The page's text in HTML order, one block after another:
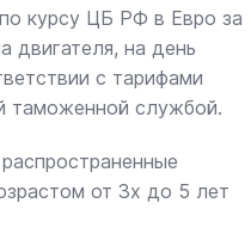
курсу ЦБ РФ в Евро за
двигателя, на день
с тарифами
таможенной службой.
от 3х до 5 лет